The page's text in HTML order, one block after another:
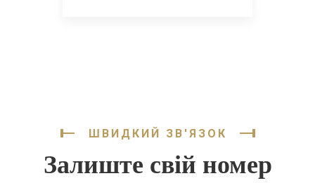
ШВИДКИЙ ЗВ'ЯЗОК
Залиште свій номер